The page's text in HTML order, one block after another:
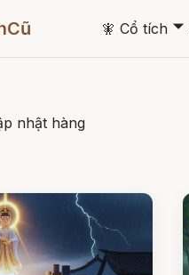
🧚 Cổ tích 🞃
nhật hàng